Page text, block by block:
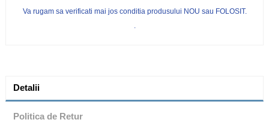
Va rugam sa verificati mai jos conditia produsului NOU sau FOLOSIT.
.
Detalii
Politica de Retur